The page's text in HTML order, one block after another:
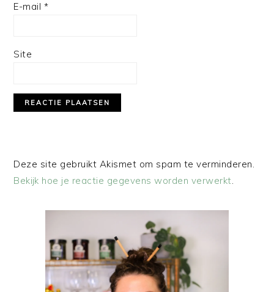
E-mail *
Site
Deze site gebruikt Akismet om spam te verminderen.
Bekijk hoe je reactie gegevens worden verwerkt.